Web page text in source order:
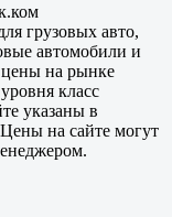
грузовых авто,
автомобили и
на рынке
класс
указаны в
на сайте могут